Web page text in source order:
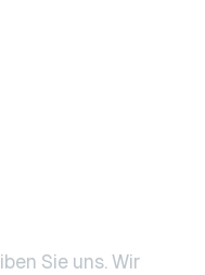
Sie uns. Wir